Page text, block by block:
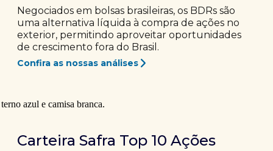
Negociados em bolsas brasileiras, os BDRs são
uma alternativa líquida à compra de ações no
exterior, permitindo aproveitar oportunidades
de crescimento fora do Brasil.
Confira as nossas análises
Carteira Safra Top 10 Ações